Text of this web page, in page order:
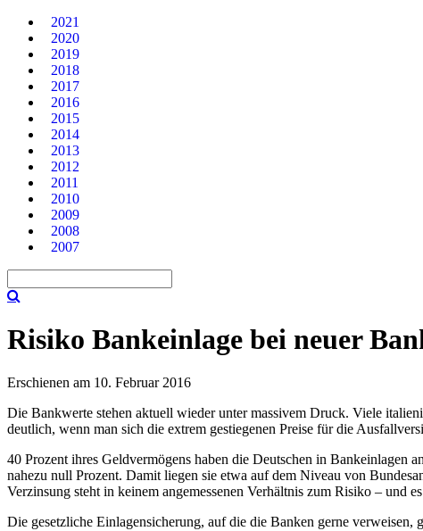
2021
2020
2019
2018
2017
2016
2015
2014
2013
2012
2011
2010
2009
2008
2007
Risiko Bankeinlage bei neuer
Erschienen am 10. Februar 2016
Die Bankwerte stehen aktuell wieder unter massivem Druck. Viele
deutlich, wenn man sich die extrem gestiegenen Preise für die
40 Prozent ihres Geldvermögens haben die Deutschen in Bankeinlagen
nahezu null Prozent. Damit liegen sie etwa auf dem Niveau von
Verzinsung steht in keinem angemessenen Verhältnis zum Risiko – und
Die gesetzliche Einlagensicherung, auf die die Banken gerne